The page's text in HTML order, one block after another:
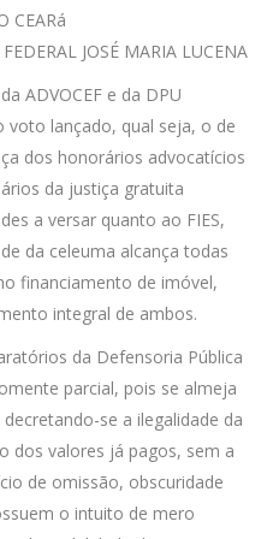
CEARá
JOSÉ MARIA LUCENA
ADVOCEF e da DPU
lançado, qual seja, o de
dos honorários advocatícios
da justiça gratuita
a versar quanto ao FIES,
da celeuma alcança todas
financiamento de imóvel,
integral de ambos.
da Defensoria Pública
parcial, pois se almeja
se a ilegalidade da
dos valores já pagos, sem a
de omissão, obscuridade
o intuito de mero